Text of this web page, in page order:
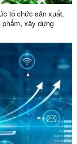
tổ chức sản xuất,
phẩm, xây dựng